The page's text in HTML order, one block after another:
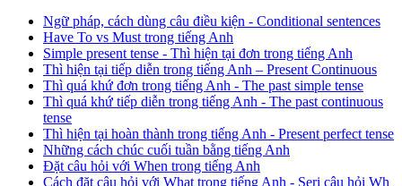
Ngữ pháp, cách dùng câu điều kiện - Conditional sentences
Have To vs Must trong tiếng Anh
Simple present tense - Thì hiện tại đơn trong tiếng Anh
Thì hiện tại tiếp diễn trong tiếng Anh – Present Continuous
Thì quá khứ đơn trong tiếng Anh - The past simple tense
Thì quá khứ tiếp diễn trong tiếng Anh - The past continuous
tense
Thì hiện tại hoàn thành trong tiếng Anh - Present perfect tense
Những cách chúc cuối tuần bằng tiếng Anh
Đặt câu hỏi với When trong tiếng Anh
Cách đặt câu hỏi với What trong tiếng Anh - Seri câu hỏi Wh